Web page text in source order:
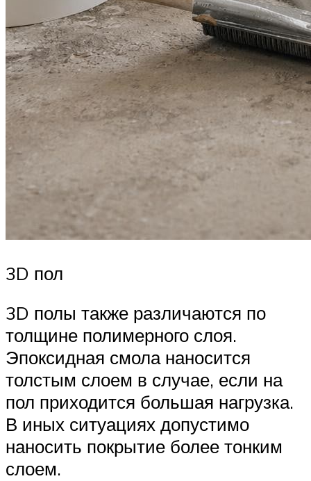
3D пол
3D полы также различаются по
толщине полимерного слоя.
Эпоксидная смола наносится
толстым слоем в случае, если на
пол приходится большая нагрузка.
В иных ситуациях допустимо
наносить покрытие более тонким
слоем.